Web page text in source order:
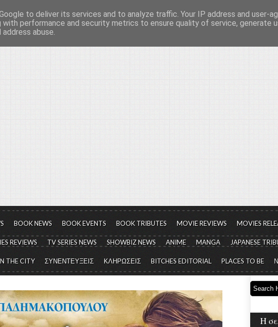
Τεχνών...
για τον πολιτισμό, σε κάθε του μορφή και έκταση...
BOOK NEWS BOOK EVENTS BOOK TRIBUTES MOVIE REVIEWS MOVIES
REVIEWS TV SERIES NEWS SHOWBIZ NEWS ANIME MANGA JAPANESE
THE CITY ΣΥΝΕΝΤΕΥΞΕΙΣ ΚΛΗΡΩΣΕΙΣ BITCHES EDITORIAL PLACES TO BE
Η
to deliver its services and to analyze traffic. Your IP address and user-
with performance and security metrics to ensure quality of service, generate
abuse.